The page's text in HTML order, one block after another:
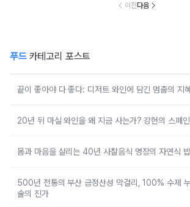
이전다음
푸드카테고리 포스트
끝이 좋아야 다 좋다: 디저트 와인에 담긴 멈춤의 지혜
20년 뒤 마실 와인을 왜 지금 사는가? 강헌의 스페인
몸과 마음을 살리는 40년 사찰음식 명장의 자연식
500년 전통의 부산 금정산성 막걸리, 100% 수제
술의 진가